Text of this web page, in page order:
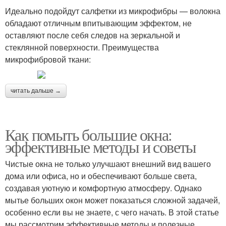
Идеально подойдут салфетки из микрофибры — волокна
обладают отличным впитывающим эффектом, не
оставляют после себя следов на зеркальной и
стеклянной поверхности. Преимущества
микрофибровой ткани:
читать дальше →
Как помыть большие окна:
эффективные методы и советы
Чистые окна не только улучшают внешний вид вашего
дома или офиса, но и обеспечивают больше света,
создавая уютную и комфортную атмосферу. Однако
мытье больших окон может показаться сложной задачей,
особенно если вы не знаете, с чего начать. В этой статье